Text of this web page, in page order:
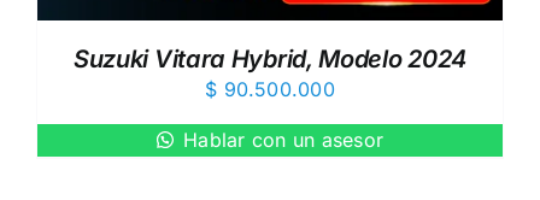
Suzuki Vitara Hybrid, Modelo 2024
$ 90.500.000
Hablar con un asesor